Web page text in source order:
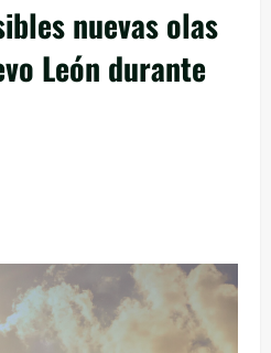
nuevas olas
León durante